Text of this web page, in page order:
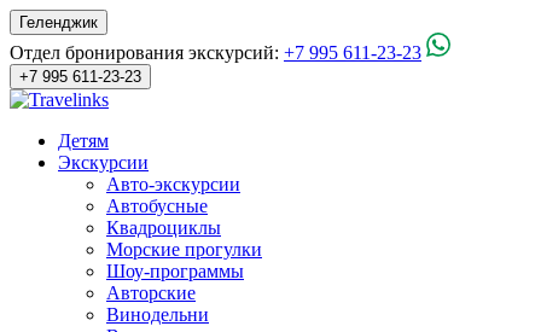
Геленджик
Отдел бронирования экскурсий: +7 995 611-23-23
+7 995 611-23-23
Детям
Экскурсии
Авто-экскурсии
Автобусные
Квадроциклы
Морские прогулки
Шоу-программы
Авторские
Винодельни